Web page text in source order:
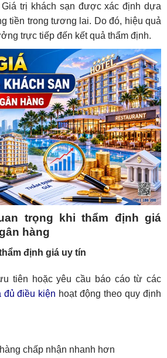
trị khách sạn được xác định dựa
tiền trong tương lai. Do đó, hiệu quả
trực tiếp đến kết quả thẩm định.
trọng khi thẩm định giá
hàng
định giá uy tín
tiên hoặc yêu cầu báo cáo từ các
đủ điều kiện hoạt động theo quy định
chấp nhận nhanh hơn